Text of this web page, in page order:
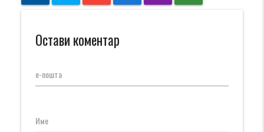
Остави коментар
е-пошта
Име